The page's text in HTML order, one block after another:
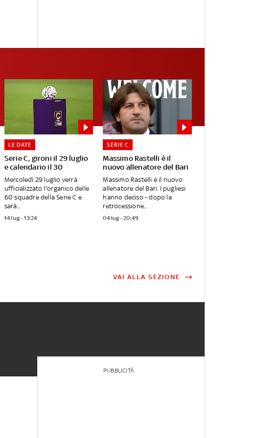
Serie C, gironi il 29 luglio
e calendario il 30
LE DATE
Mercoledì 29 luglio verrà
ufficializzato l'organico delle
60 squadre della Serie C e
sarà...
14 lug - 13:24
Massimo Rastelli è il
nuovo allenatore del Bari
SERIE C
Massimo Rastelli è il nuovo
allenatore del Bari. I pugliesi
hanno deciso - dopo la
retrocessione...
04 lug - 20:49
VAI ALLA SEZIONE
PUBBLICITÀ